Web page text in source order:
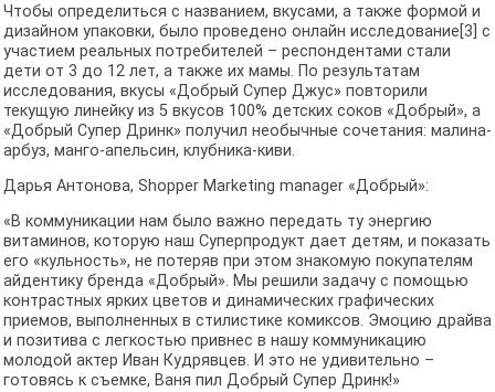
Чтобы определиться с названием, вкусами, а также формой и
дизайном упаковки, было проведено онлайн исследование[3] с
участием реальных потребителей – респондентами стали
дети от 3 до 12 лет, а также их мамы. По результатам
исследования, вкусы «Добрый Супер Джус» повторили
текущую линейку из 5 вкусов 100% детских соков «Добрый», а
«Добрый Супер Дринк» получил необычные сочетания: малина-
арбуз, манго-апельсин, клубника-киви.
Дарья Антонова, Shopper Marketing manager «Добрый»:
«В коммуникации нам было важно передать ту энергию
витаминов, которую наш Суперпродукт дает детям, и показать
его «кульность», не потеряв при этом знакомую покупателям
айдентику бренда «Добрый». Мы решили задачу с помощью
контрастных ярких цветов и динамических графических
приемов, выполненных в стилистике комиксов. Эмоцию драйва
и позитива с легкостью привнес в нашу коммуникацию
молодой актер Иван Кудрявцев. И это не удивительно –
готовясь к съемке, Ваня пил Добрый Супер Дринк!»